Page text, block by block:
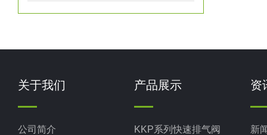
关于我们
公司简介
产品展示
KKP系列快速排气阀
资
新